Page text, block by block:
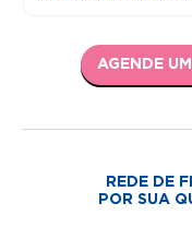
AGENDE
REDE DE
POR SUA